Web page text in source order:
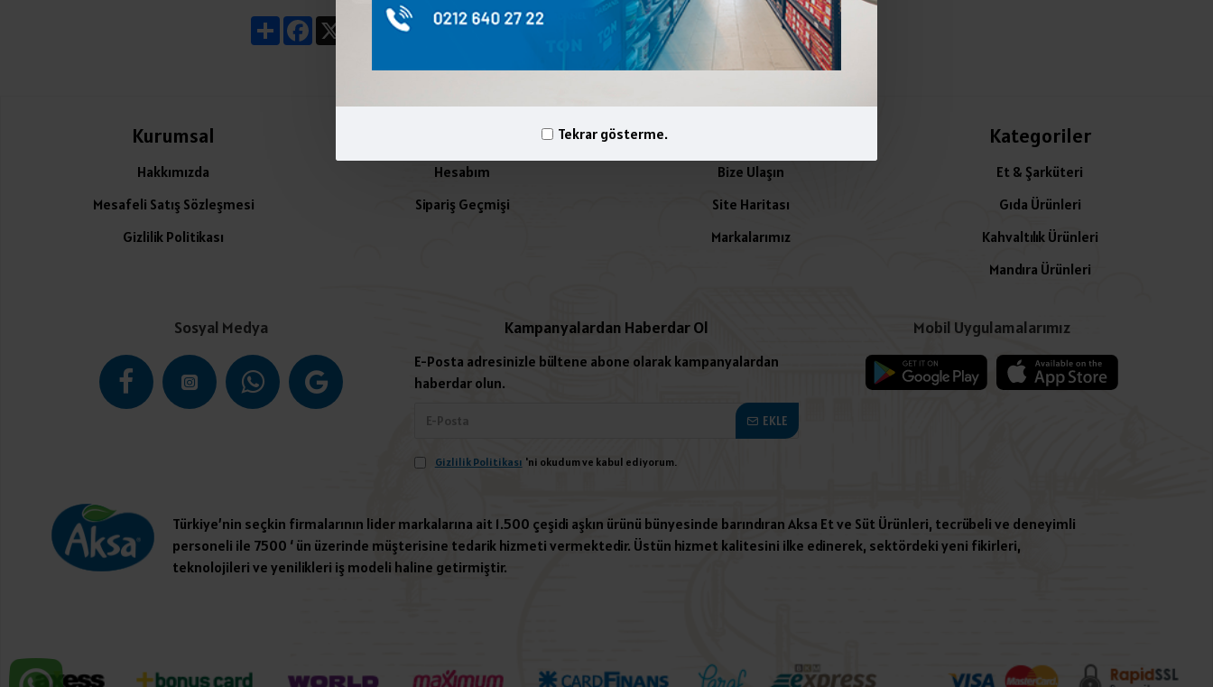
Tekrar gösterme.
ShareFacebook Pinterest
WhatsApp
Email
Kurumsal
Hakkımızda
Mesafeli Satış Sözleşmesi
Gizlilik Politikası
Hesabım
Sipariş Geçmişi
Bize Ulaşın
Site Haritası
Markalarımız
Kategoriler
Et & Şarküteri
Gıda Ürünleri
Kahvaltılık Ürünleri
Mandıra Ürünleri
Sosyal Medya Kampanyalardan Haberdar Ol
E-Posta adresinizle bültene abone olarak kampanyalardan
haberdar olun.
EKLE
Gizlilik Politikası 'ni okudum ve kabul ediyorum.
Mobil Uygulamalarımız
Türkiye’nin seçkin firmalarının lider markalarına ait 1.500 çeşidi aşkın ürünü bünyesinde barındıran Aksa Et ve Süt Ürünleri, tecrübeli ve deneyimli
personeli ile 7500 ‘ ün üzerinde müşterisine tedarik hizmeti vermektedir. Üstün hizmet kalitesini ilke edinerek, sektördeki yeni fikirleri,
teknolojileri ve yenilikleri iş modeli haline getirmiştir.